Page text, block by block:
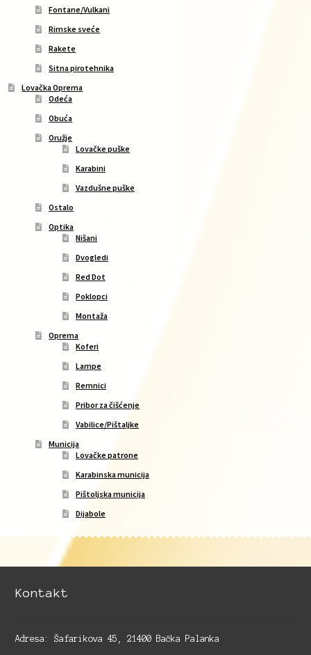
Fontane/Vulkani
Rimske sveće
Rakete
Sitna pirotehnika
Lovačka Oprema
Odeća
Obuća
Oružje
Lovačke puške
Karabini
Vazdušne puške
Ostalo
Optika
Nišani
Dvogledi
Red Dot
Poklopci
Montaža
Oprema
Koferi
Lampe
Remnici
Pribor za čišćenje
Vabilice/Pištaljke
Municija
Lovačke patrone
Karabinska municija
Pištoljska municija
Dijabole
Kontakt
Adresa: Šafarikova 45, 21400 Bačka Palanka